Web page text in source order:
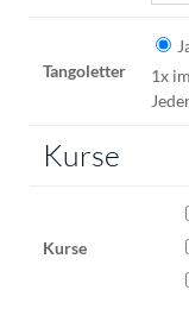
Tangoletter
1x
Kurse
Kurse